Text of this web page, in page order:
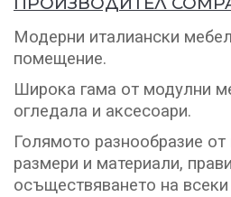
Модерни италиански
помещение.
Широка гама от модулни
огледала и аксесоари.
Голямото разнообразие от
размери и материали,
осъществяването на